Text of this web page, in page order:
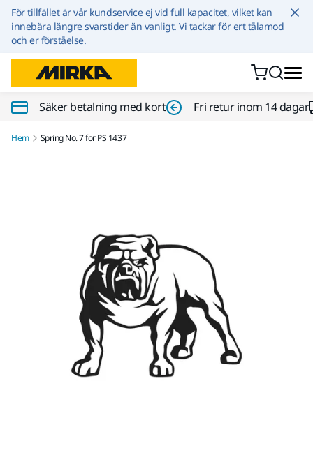
Hoppa till innehållet
För tillfället är vår kundservice ej vid full kapacitet, vilket kan
innebära längre svarstider än vanligt. Vi tackar för ert tålamod
och er förståelse.
Säker betalning med kort Fri retur inom 14 dagar
Hem Spring No. 7 for PS 1437